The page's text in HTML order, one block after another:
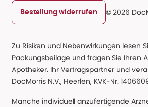
Bestellung widerrufen © 2026
Zu Risiken und Nebenwirkungen lesen
Packungsbeilage und fragen Sie Ihren
Apotheker. Ihr Vertragspartner und
DocMorris N.V., Heerlen, KVK-Nr.
Manche individuell anzufertigende